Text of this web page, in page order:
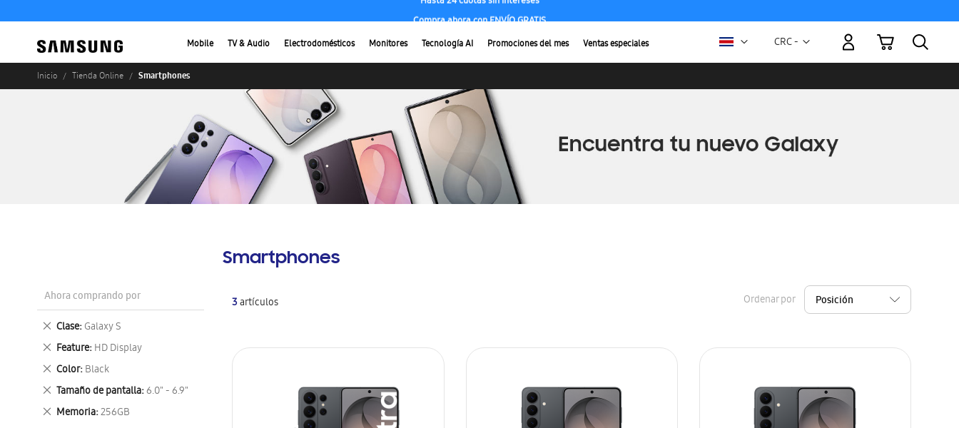
Compra ahora con ENVÍO GRATIS
Mobile TV & Audio Electrodomésticos Monitores Tecnología AI Promociones del mes Ventas especiales Moneda
CRC -
Mi carrito
Inicio Tienda Online Smartphones
Smartphones
3artículos Ordenar por
Ahora comprando por
Clase Galaxy S
Eliminar
este
artículo
Feature HD Display
Eliminar
este
artículo
Color Black
Eliminar
este
artículo
Tamaño de pantalla 6.0" - 6.9"
Eliminar
este
artículo
Memoria 256GB
Eliminar